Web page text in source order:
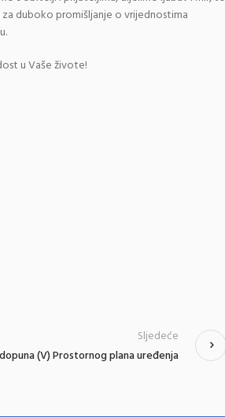
duboko promišljanje o vrijednostima
u Vaše živote!
(V) Prostornog plana uređenja
Sljedeće